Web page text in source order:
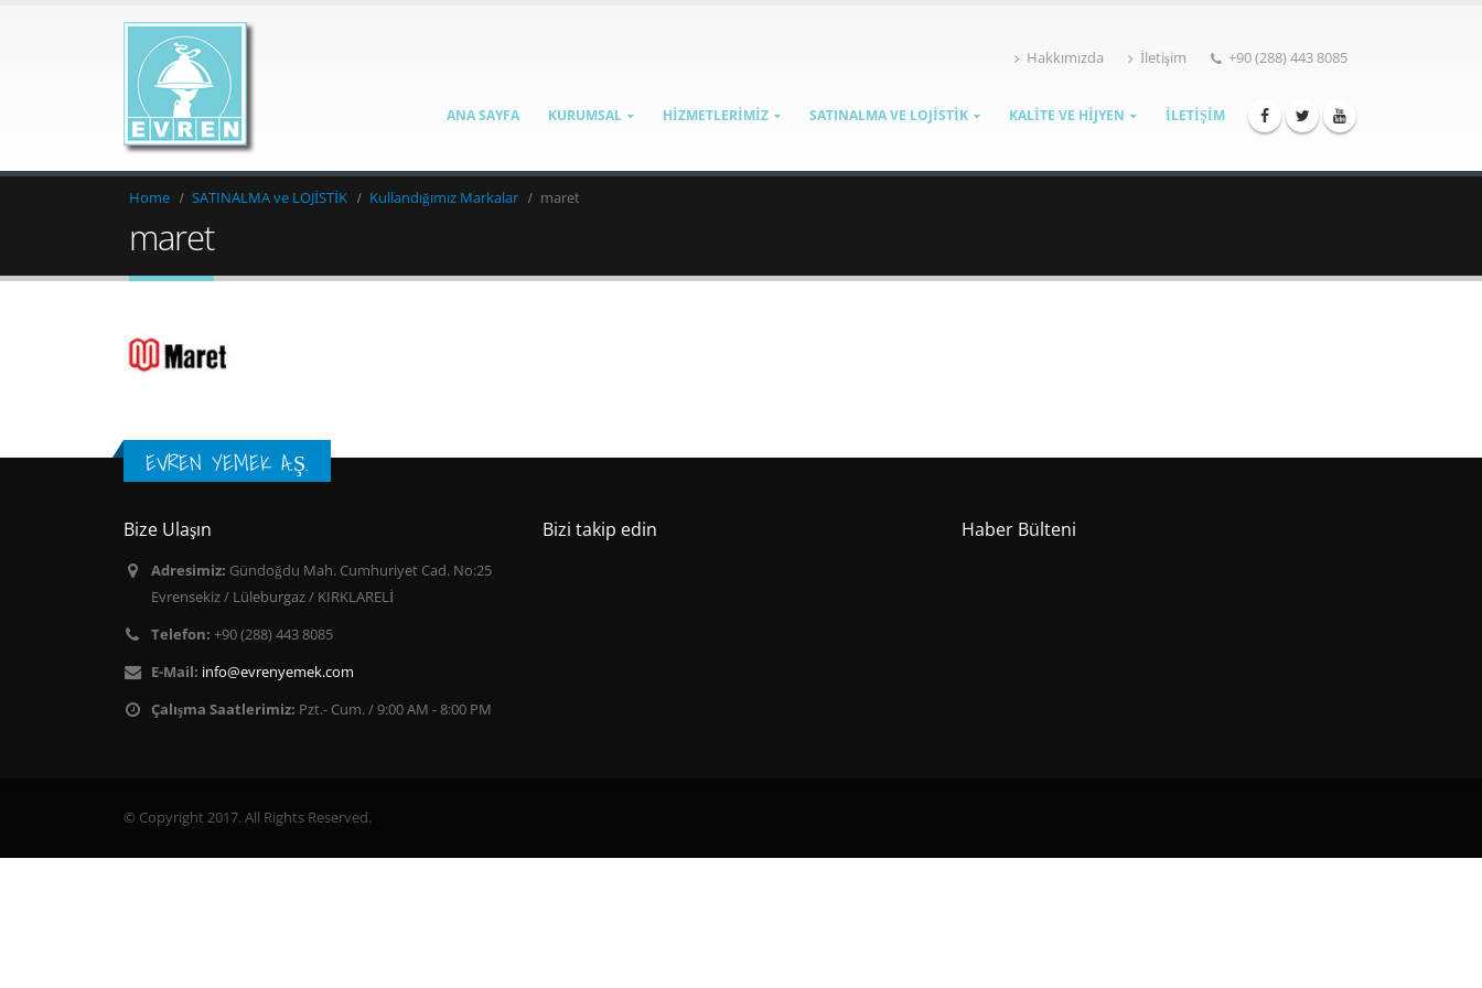
Hakkımızda İletişim +90 (288) 443 8085
ANA SAYFA KURUMSAL HİZMETLERİMİZ SATINALMA VE LOJİSTİK KALİTE VE HİJYEN İLETİŞİM
Home SATINALMA ve LOJİSTİK Kullandığımız Markalar maret
maret
EVREN YEMEK A.Ş.
Bize Ulaşın
Adresimiz: Gündoğdu Mah. Cumhuriyet Cad. No:25
Evrensekiz / Lüleburgaz / KIRKLARELİ
Telefon: +90 (288) 443 8085
E-Mail: info@evrenyemek.com
Çalışma Saatlerimiz: Pzt.- Cum. / 9:00 AM - 8:00 PM
Bizi takip edin Haber Bülteni
© Copyright 2017. All Rights Reserved.